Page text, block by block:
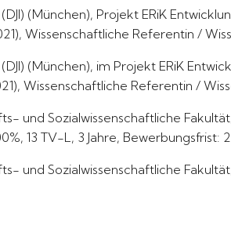
(München), Projekt ERiK
Wissenschaftliche Referentin /
(München), im Projekt ERiK
Wissenschaftliche Referentin /
und Sozialwissenschaftliche
13 TV-L, 3 Jahre, Bewerbungsfrist:
und Sozialwissenschaftliche